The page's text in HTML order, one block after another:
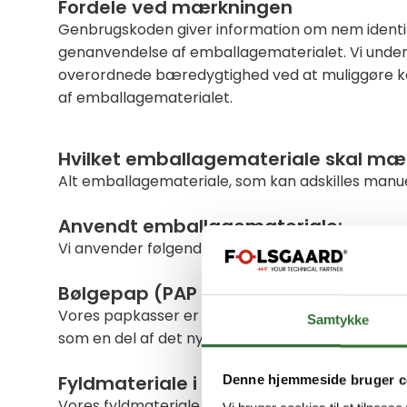
Samtykke
Denne hjemmeside bruger
Fordele ved mærkningen
Genbrugskoden giver information om nem
genanvendelse af emballagematerialet. Vi
overordnede bæredygtighed ved at muliggøre
af emballagematerialet.
Hvilket emballagemateriale skal
Alt emballagemateriale, som kan adskilles
Anvendt emballagemateriale:
Vi anvender følgende typer materiale i
Bølgepap (PAP # 20)
Vores papkasser er fremstillet af 70 %
som en del af det nye design.
Fyldmateriale i papkasser (Papir –